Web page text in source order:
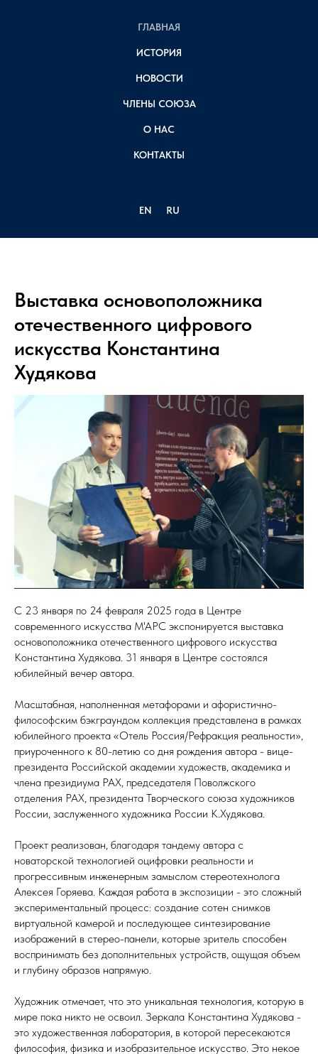
ГЛАВНАЯ
ИСТОРИЯ
НОВОСТИ
ЧЛЕНЫ СОЮЗА
О НАС
КОНТАКТЫ
EN RU
Выставка основоположника
отечественного цифрового
искусства Константина
Худякова
С 23 января по 24 февраля 2025 года в Центре
современного искусства М'АРС экспонируется выставка
основоположника отечественного цифрового искусства
Константина Худякова. 31 января в Центре состоялся
юбилейный вечер автора.
Масштабная, наполненная метафорами и афористично-
философским бэкграундом коллекция представлена в рамках
юбилейного проекта «Отель Россия/Рефракция реальности»,
приуроченного к 80-летию со дня рождения автора - вице-
президента Российской академии художеств, академика и
члена президиума РАХ, председателя Поволжского
отделения РАХ, президента Творческого союза художников
России, заслуженного художника России К.Худякова.
Проект реализован, благодаря тандему автора с
новаторской технологией оцифровки реальности и
прогрессивным инженерным замыслом стереотехнолога
Алексея Горяева. Каждая работа в экспозиции - это сложный
экспериментальный процесс: создание сотен снимков
виртуальной камерой и последующее синтезирование
изображений в стерео-панели, которые зритель способен
воспринимать без дополнительных устройств, ощущая объем
и глубину образов напрямую.
Художник отмечает, что это уникальная технология, которую в
мире пока никто не освоил. Зеркала Константина Худякова -
это художественная лаборатория, в которой пересекаются
философия, физика и изобразительное искусство. Это некое